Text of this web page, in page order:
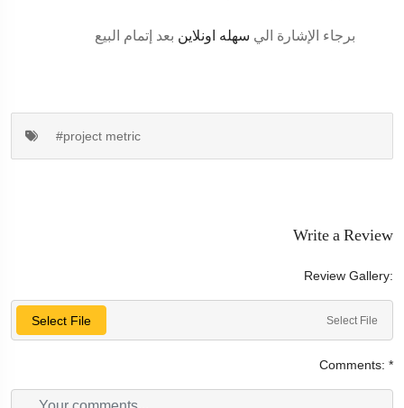
برجاء الإشارة الي سهله اونلاين بعد إتمام البيع
#project metric
Write a Review
Review Gallery:
Select File Select File
Comments: *